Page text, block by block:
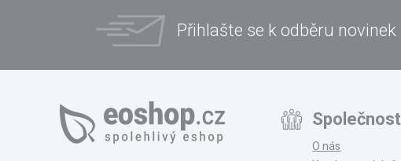
Přihlašte se k odběru novinek
Společnost
O nás